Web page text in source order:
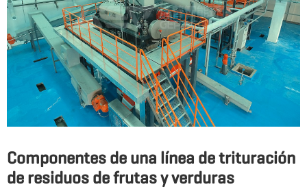
Componentes de una línea de trituración
de residuos de frutas y verduras